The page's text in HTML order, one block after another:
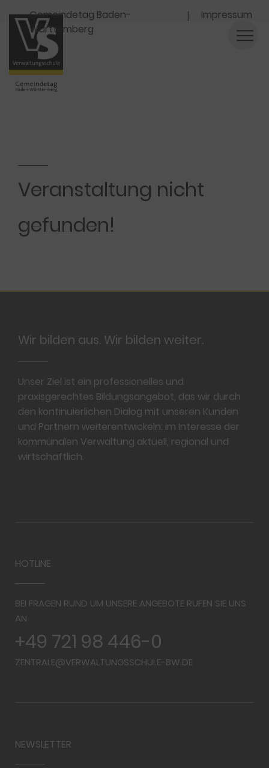
Navigation
Gemeindetag Baden-
Württemberg
Impressum
Veranstaltung nicht
gefunden!
Wir bilden aus. Wir bilden weiter.
Unser Ziel ist ein professionelles und
praxisgerechtes Bildungsangebot, das wir durch
den kontinuierlichen Dialog mit unseren Kunden
und Partnern weiterentwickeln: im Interesse der
kommunalen Verwaltung aktuell, regional und
wirtschaftlich.
HOTLINE
BEI FRAGEN RUND UM UNSERE ANGEBOTE RUFEN SIE UNS
AN
+49 721 98 446-0
ZENTRALE@VERWALTUNGSSCHULE-BW.DE
NEWSLETTER